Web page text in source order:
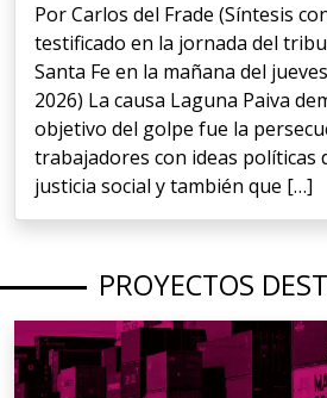
Por Carlos del Frade (Síntesis
testificado en la jornada del
Santa Fe en la mañana del
2026) La causa Laguna Paiva
objetivo del golpe fue la
trabajadores con ideas políticas
justicia social y también que […]
PROYECTOS